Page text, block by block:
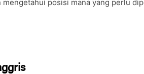
mengetahui posisi mana yang perlu